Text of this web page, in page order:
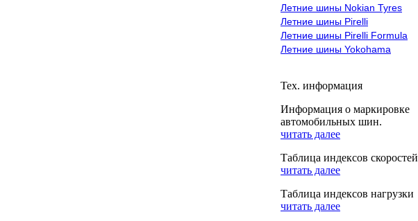
Летние шины Nokian Tyres
Летние шины Pirelli
Летние шины Pirelli Formula
Летние шины Yokohama
Тех. информация
Информация о маркировке
автомобильных шин.
читать далее
Таблица индексов скоростей
читать далее
Таблица индексов нагрузки
читать далее